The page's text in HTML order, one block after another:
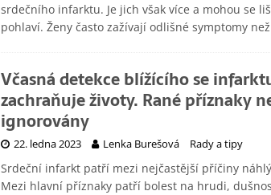
srdečního infarktu. Je jich však více a mohou se
pohlaví. Ženy často zažívají odlišné symptomy
Včasná detekce blížícího se
zachraňuje životy. Rané příznaky
ignorovány
22. ledna 2023 Lenka Burešová Rady a tipy
Srdeční infarkt patří mezi nejčastější příčiny
Mezi hlavní příznaky patří bolest na hrudi,